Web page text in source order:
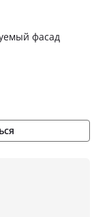
фасад